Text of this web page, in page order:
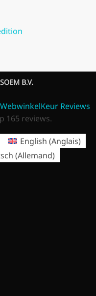
SOEM B.V.
WebwinkelKeur Reviews
165 reviews.
English (Anglais)
(Allemand)